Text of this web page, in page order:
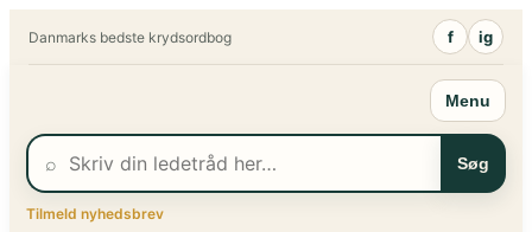
Danmarks bedste krydsordbog f ig
Menu
⌕ Søg
Tilmeld nyhedsbrev